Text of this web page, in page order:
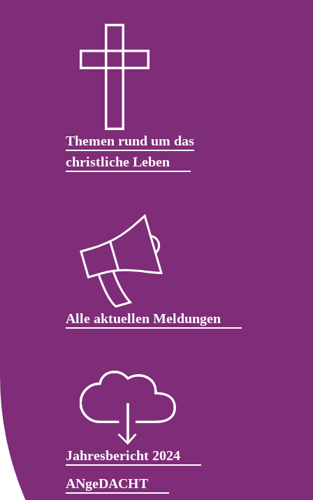
Themen rund um das
christliche Leben
Alle aktuellen Meldungen
Jahresbericht 2024
ANgeDACHT